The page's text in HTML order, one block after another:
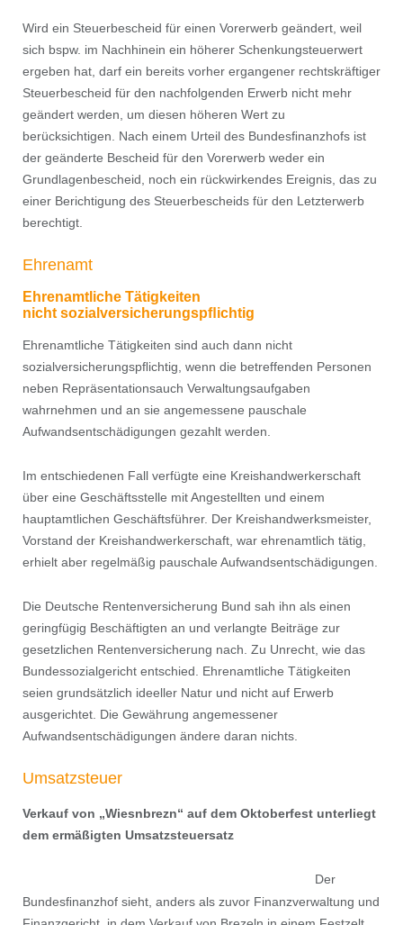
Wird ein Steuerbescheid für einen Vorerwerb geändert, weil
sich bspw. im Nachhinein ein höherer Schenkungsteuerwert
ergeben hat, darf ein bereits vorher ergangener rechtskräftiger
Steuerbescheid für den nachfolgenden Erwerb nicht mehr
geändert werden, um diesen höheren Wert zu
berücksichtigen. Nach einem Urteil des Bundesﬁnanzhofs ist
der geänderte Bescheid für den Vorerwerb weder ein
Grundlagenbescheid, noch ein rückwirkendes Ereignis, das zu
einer Berichtigung des Steuerbescheids für den Letzterwerb
berechtigt.
Ehrenamt
Ehrenamtliche Tätigkeiten
nicht sozialversicherungspﬂichtig
Ehrenamtliche Tätigkeiten sind auch dann nicht
sozialversicherungspﬂichtig, wenn die betreffenden Personen
neben Repräsentationsauch Verwaltungsaufgaben
wahrnehmen und an sie angemessene pauschale
Aufwandsentschädigungen gezahlt werden.
Im entschiedenen Fall verfügte eine Kreishandwerkerschaft
über eine Geschäftsstelle mit Angestellten und einem
hauptamtlichen Geschäftsführer. Der Kreishandwerksmeister,
Vorstand der Kreishandwerkerschaft, war ehrenamtlich tätig,
erhielt aber regelmäßig pauschale Aufwandsentschädigungen.
Die Deutsche Rentenversicherung Bund sah ihn als einen
geringfügig Beschäftigten an und verlangte Beiträge zur
gesetzlichen Rentenversicherung nach. Zu Unrecht, wie das
Bundessozialgericht entschied. Ehrenamtliche Tätigkeiten
seien grundsätzlich ideeller Natur und nicht auf Erwerb
ausgerichtet. Die Gewährung angemessener
Aufwandsentschädigungen ändere daran nichts.
Umsatzsteuer
Verkauf von „Wiesnbrezn“ auf dem Oktoberfest unterliegt
dem ermäßigten Umsatzsteuersatz
Der
Bundesﬁnanzhof sieht, anders als zuvor Finanzverwaltung und